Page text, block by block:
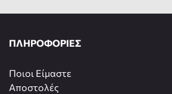
ΠΛΗΡΟΦΟΡΙΕΣ
Ποιοι Είμαστε
Αποστολές